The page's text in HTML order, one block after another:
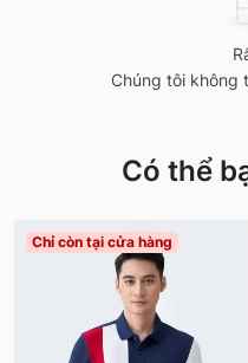
Chúng tôi không
Có thể
Chỉ còn tại cửa hàng